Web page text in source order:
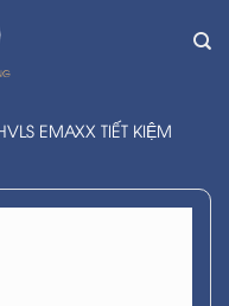
EMAXX TIẾT KIỆM